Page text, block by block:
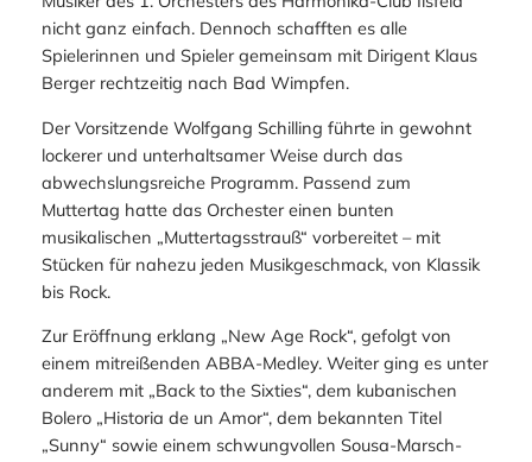
nicht ganz einfach. Dennoch schafften es alle
Spielerinnen und Spieler gemeinsam mit Dirigent Klaus
Berger rechtzeitig nach Bad Wimpfen.
Der Vorsitzende Wolfgang Schilling führte in gewohnt
lockerer und unterhaltsamer Weise durch das
abwechslungsreiche Programm. Passend zum
Muttertag hatte das Orchester einen bunten
musikalischen „Muttertagsstrauß“ vorbereitet – mit
Stücken für nahezu jeden Musikgeschmack, von Klassik
bis Rock.
Zur Eröffnung erklang „New Age Rock“, gefolgt von
einem mitreißenden ABBA-Medley. Weiter ging es unter
anderem mit „Back to the Sixties“, dem kubanischen
Bolero „Historia de un Amor“, dem bekannten Titel
„Sunny“ sowie einem schwungvollen Sousa-Marsch-